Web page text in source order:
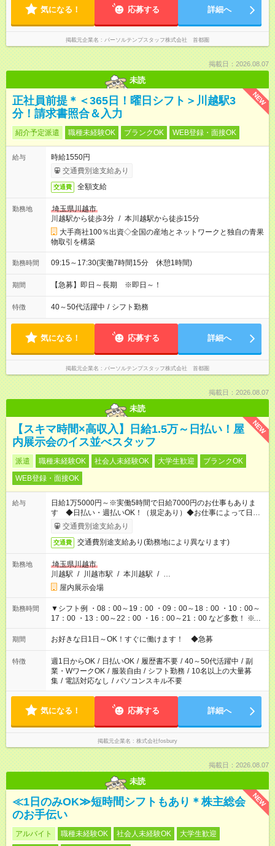
気になる！ 応募する 詳細へ
掲載元企業名 パーソルテンプスタッフ株式会社 首都圏
掲載日：2026.08.07
未読
NEW
正社員前提＊＜365日！曜日シフト＞川越駅3
分！請求書照合＆入力
紹介予定派遣 職種未経験OK ブランクOK WEB登録・面接OK
給与
時給1550円
交通費別途支給あり
交通費 全額支給
勤務地
埼玉県川越市
川越駅から徒歩3分 / 本川越駅から徒歩15分
大手商社100％出資◇全国の産地とネットワークと独自の青果
物取引を構築
勤務時間 09:15～17:30(実働7時間15分 休憩1時間)
期間 【急募】即日～長期 ※即日～！
特徴 40～50代活躍中 / シフト勤務
気になる！ 応募する 詳細へ
掲載元企業名 パーソルテンプスタッフ株式会社 首都圏
掲載日：2026.08.07
未読
NEW
【スキマ時間×高収入】日給1.5万～日払い！屋
内展示会のイス並べスタッフ
派遣 職種未経験OK 社会人未経験OK 大学生歓迎
ブランクOK
WEB登録・面接OK
給与
日給1万5000円～※実働5時間で日給7000円のお仕事もありま
す ◆日払い・週払いOK！（規定あり）◆お仕事によって日給も
異なります
交通費別途支給あり
交通費 交通費別途支給あり(勤務地により異なります)
勤務地
埼玉県川越市
川越駅 / 川越市駅 / 本川越駅 / …
屋内展示会場
勤務時間
▼シフト例 ・08：00～19：00 ・09：00～18：00 ・10：00～
17：00 ・13：00～22：00 ・16：00～21：00 など多数！ ※お
仕事により勤務時間が異なります
期間 お好きな日1日～OK！すぐに働けます！ ◆急募
特徴 週1日からOK / 日払いOK / 履歴書不要 / 40～50代活躍中 / 副
業・WワークOK / 服装自由 / シフト勤務 / 10名以上の大量募
集 / 電話対応なし / パソコンスキル不要
気になる！ 応募する 詳細へ
掲載元企業名 株式会社fosbury
掲載日：2026.08.07
未読
NEW
≪1日のみOK≫短時間シフトもあり＊株主総会
のお手伝い
アルバイト 職種未経験OK 社会人未経験OK
大学生歓迎